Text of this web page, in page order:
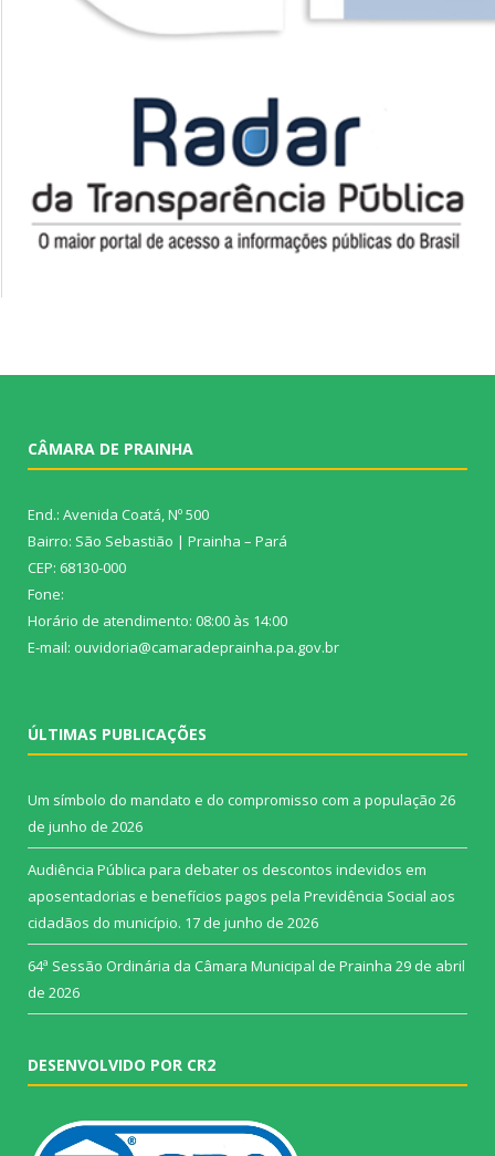
CÂMARA DE PRAINHA
End.: Avenida Coatá, Nº 500
Bairro: São Sebastião | Prainha – Pará
CEP: 68130-000
Fone:
Horário de atendimento: 08:00 às 14:00
E-mail: ouvidoria@camaradeprainha.pa.gov.br
ÚLTIMAS PUBLICAÇÕES
Um símbolo do mandato e do compromisso com a população 26
de junho de 2026
Audiência Pública para debater os descontos indevidos em
aposentadorias e benefícios pagos pela Previdência Social aos
cidadãos do município. 17 de junho de 2026
64ª Sessão Ordinária da Câmara Municipal de Prainha 29 de abril
de 2026
DESENVOLVIDO POR CR2